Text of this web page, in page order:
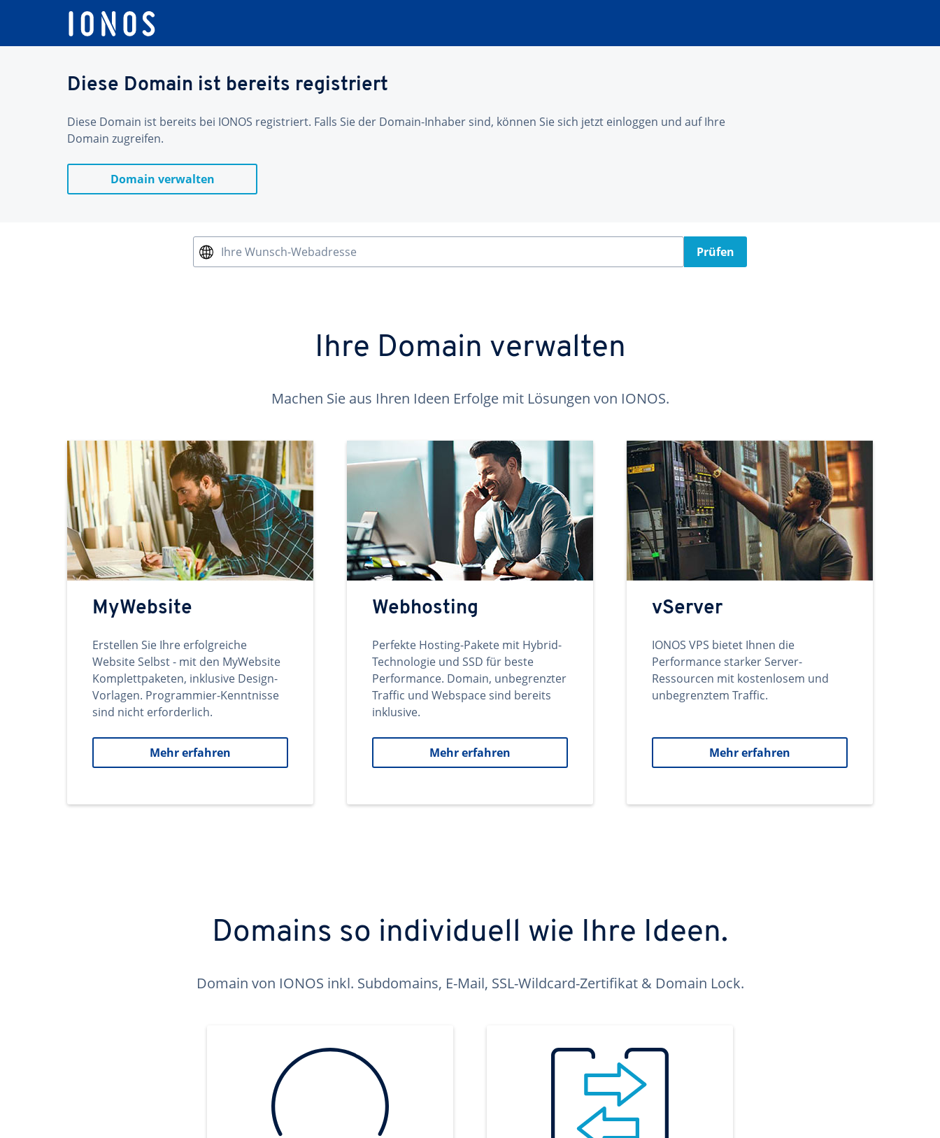
Diese Domain ist bereits registriert
Diese Domain ist bereits bei IONOS registriert. Falls Sie der Domain-Inhaber sind, können Sie sich jetzt einloggen und auf Ihre
Domain zugreifen.
Domain verwalten
Ihre Wunsch-Webadresse Prüfen
Ihre Domain verwalten
Machen Sie aus Ihren Ideen Erfolge mit Lösungen von IONOS.
MyWebsite
Erstellen Sie Ihre erfolgreiche
Website Selbst - mit den MyWebsite
Komplettpaketen, inklusive Design-
Vorlagen. Programmier-Kenntnisse
sind nicht erforderlich.
Mehr erfahren
Webhosting
Perfekte Hosting-Pakete mit Hybrid-
Technologie und SSD für beste
Performance. Domain, unbegrenzter
Traffic und Webspace sind bereits
inklusive.
Mehr erfahren
vServer
IONOS VPS bietet Ihnen die
Performance starker Server-
Ressourcen mit kostenlosem und
unbegrenztem Traffic.
Mehr erfahren
Domains so individuell wie Ihre Ideen.
Domain von IONOS inkl. Subdomains, E-Mail, SSL-Wildcard-Zertifikat & Domain Lock.